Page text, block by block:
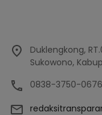
Duklengkong,
Sukowono,
0838-3750-0676